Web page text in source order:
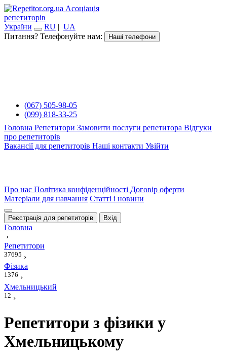
Асоціація
репетиторів
України
RU | UA
Питання? Телефонуйте нам:
Наші телефони
(067) 505-98-05
(099) 818-33-25
Головна Репетитори Замовити послуги репетитора Відгуки
про репетиторів
Вакансії для репетиторів Наші контакти Увійти
Про нас Політика конфіденційності Договір оферти
Матеріали для навчання Статті і новини
Реєстрація для репетиторів Вхід
Головна
›
Репетитори
37695 ›
Фізика
1376 ›
Хмельницький
12 ›
Репетитори з фізики у
Хмельницькому